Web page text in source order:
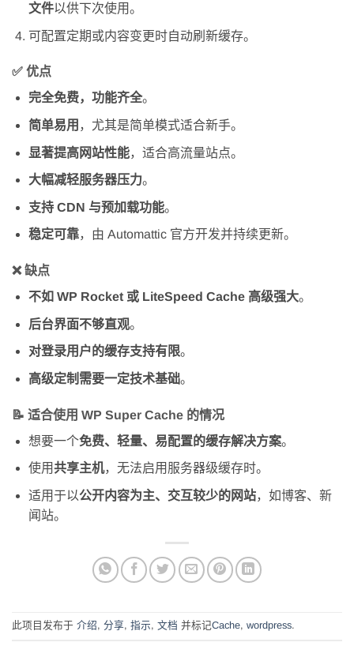
文件以供下次使用。
可配置定期或内容变更时自动刷新缓存。
✅ 优点
完全免费，功能齐全。
简单易用 ，尤其是简单模式适合新手。
显著提高网站性能，适合高流量站点。
大幅减轻服务器压力。
支持 CDN 与预加载功能。
稳定可靠，由 Automattic 官方开发并持续更新。
❌ 缺点
不如 WP Rocket 或 LiteSpeed Cache 高级强大。
后台界面不够直观。
对登录用户的缓存支持有限。
高级定制需要一定技术基础。
📝 适合使用 WP Super Cache 的情况
想要一个免费、轻量、易配置的缓存解决方案。
使用共享主机，无法启用服务器级缓存时。
适用于以公开内容为主、交互较少的网站，如博客、新
闻站。
此项目发布于 介绍, 分享, 指示, 文档 并标记Cache, wordpress.